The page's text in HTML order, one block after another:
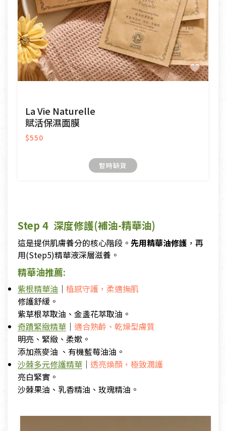
La Vie Naturelle
賦活保濕面膜
$550
暫時缺貨
Step 4 深度修護(補油-精華油)
這是提供肌膚養分的核心階段。 先用精華油修護 ，再
用(Step5)精華液深層滋養。
精華油推薦:
紫根精華油 ｜ 植感守護，柔適撫肌
修護舒緩。
紫草根萃取油、金盞花萃取油。
奇蹟緊緻精華 ｜ 適合熟齡、乾燥型膚質
明亮、緊緻、柔嫰。
添加燕麥油 、有機藍莓油油。
沙棘多元修護精華 ｜ 透亮煥顏，極致潤護
亮白緊實。
沙棘果油、乳香精油、玫瑰精油。